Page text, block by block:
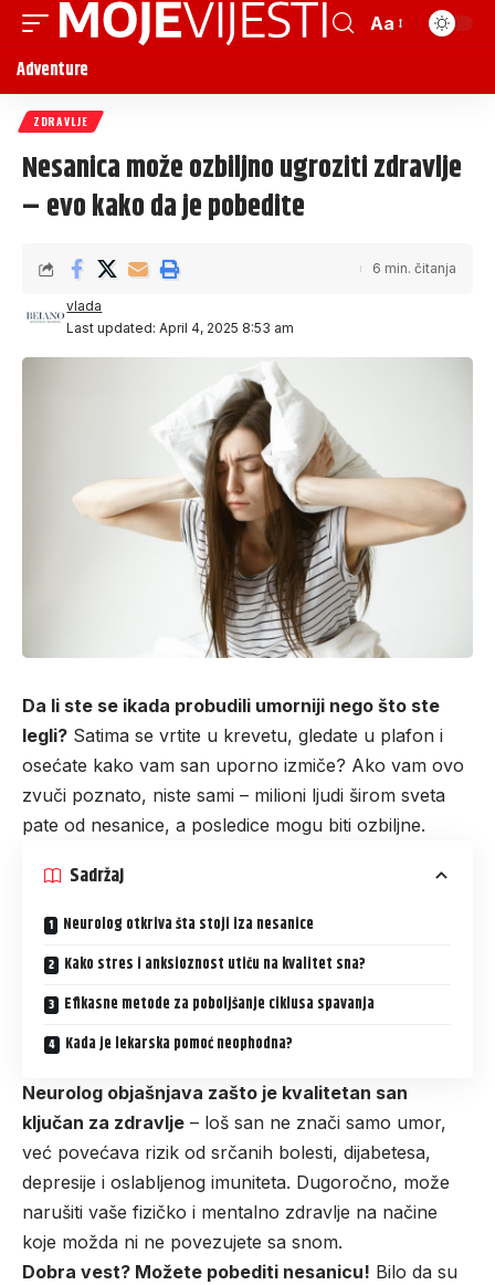
Aa
Adventure
ZDRAVLJE
Nesanica može ozbiljno ugroziti zdravlje
– evo kako da je pobedite
Last updated: April 4, 2025 8:53 am
vlada
6 min. čitanja
Da li ste se ikada probudili umorniji nego što ste
legli? Satima se vrtite u krevetu, gledate u plafon i
osećate kako vam san uporno izmiče? Ako vam ovo
zvuči poznato, niste sami – milioni ljudi širom sveta
pate od nesanice, a posledice mogu biti ozbiljne.
Sadržaj
Neurolog otkriva šta stoji iza nesanice
Kako stres i anksioznost utiču na kvalitet sna?
Efikasne metode za poboljšanje ciklusa spavanja
Kada je lekarska pomoć neophodna?
Neurolog objašnjava zašto je kvalitetan san
ključan za zdravlje – loš san ne znači samo umor,
već povećava rizik od srčanih bolesti, dijabetesa,
depresije i oslabljenog imuniteta. Dugoročno, može
narušiti vaše fizičko i mentalno zdravlje na načine
koje možda ni ne povezujete sa snom.
Dobra vest? Možete pobediti nesanicu! Bilo da su